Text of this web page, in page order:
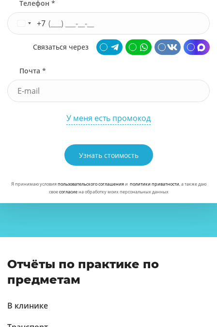
Телефон *
+7
Связаться через
Почта *
У меня есть промокод
Узнать стоимость
Я принимаю условияпользовательского соглашенияи политики приватности, а также даю
своесогласиена обработку моих персональных данных
Отчёты по практике по
предметам
В клинике